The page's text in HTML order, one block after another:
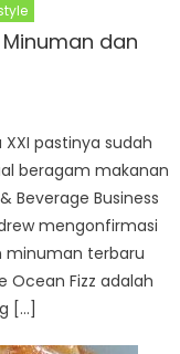
dan
XXI pastinya sudah
beragam makanan
Beverage Business
mengonfirmasi
minuman terbaru
Ocean Fizz adalah
[…]